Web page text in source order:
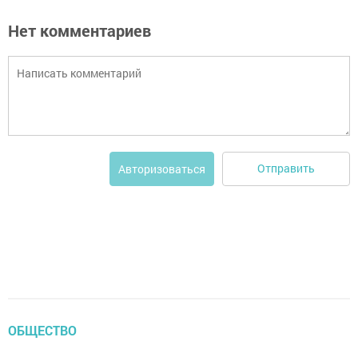
Нет комментариев
Авторизоваться Отправить
ОБЩЕСТВО